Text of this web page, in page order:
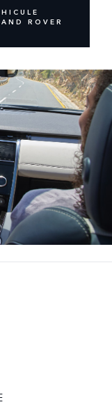
ROVER